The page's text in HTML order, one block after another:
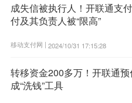
成失信被执行人！开联通支
付及其负责人被“限高”
移动支付网 | 2024/10/31 17:15:28
转移资金200多万！开联通预
成“洗钱”工具